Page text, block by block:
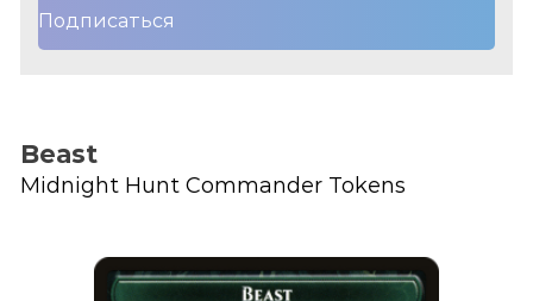
Подписаться
Beast
Midnight Hunt Commander Tokens